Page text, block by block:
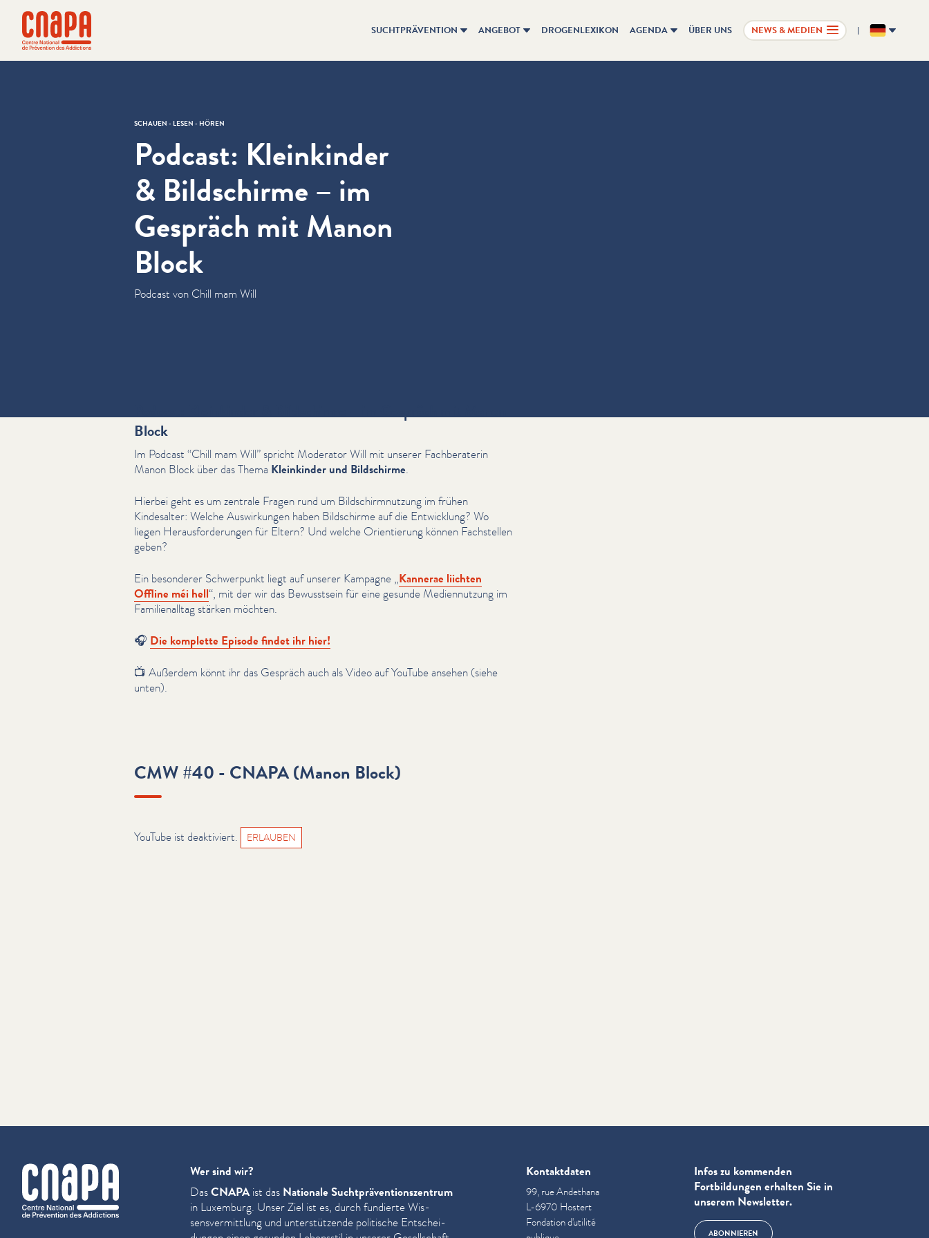
Direkt zum Inhalt springen
cnapa
SUCHTPRÄVENTION ANGEBOT DROGENLEXIKON AGENDA ÜBER UNS NEWS & MEDIEN DE
SCHAUEN - LESEN - HÖREN
Podcast: Kleinkinder
& Bildschirme – im
Gespräch mit Manon
Block
Podcast von Chill mam Will
Block
Im Podcast “Chill mam Will” spricht Moderator Will mit unserer Fach­ber­a­terin
Manon Block über das Thema Kleinkinder und Bildschirme.
Hierbei geht es um zentrale Fragen rund um Bild­schirm­nutzung im frühen
Kindesalter: Welche Auswirkun­gen haben Bildschirme auf die Entwicklung? Wo
liegen Her­aus­forderun­gen für Eltern? Und welche Ori­en­tierung können Fachstellen
geben?
Ein besonderer Schwerpunkt liegt auf unserer Kampagne „Kannerae liichten
Offline méi hell“, mit der wir das Bewusstsein für eine gesunde Medi­en­nutzung im
Fam­i­lien­all­t­ag stärken möchten.
🎧 Die komplette Episode findet ihr hier!
📺 Außerdem könnt ihr das Gespräch auch als Video auf YouTube ansehen (siehe
unten).
CMW #40 - CNAPA (Manon Block)
YouTube ist deaktiviert. ERLAUBEN
cnapa
Wer sind wir?
DasCNAPAist das Nationale Sucht­präven­tion­szen­trum
in Luxemburg. Unser Ziel ist es, durch fundierte Wis­
sensver­mit­tlung und unter­stützende politische Entschei­
Kontaktdaten
99, rue Andethana
L-6970 Hostert
Fondation d'utilité
Infos zu kommenden
Fortbildungen erhalten Sie in
unserem Newsletter.
ABONNIEREN
Cookie-Einstellungen